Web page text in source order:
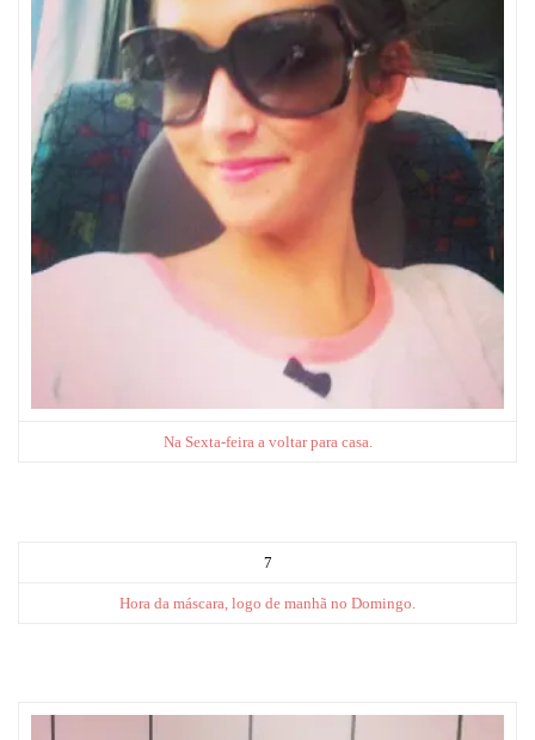
Na Sexta-feira a voltar para casa.
7
Hora da máscara, logo de manhã no Domingo.